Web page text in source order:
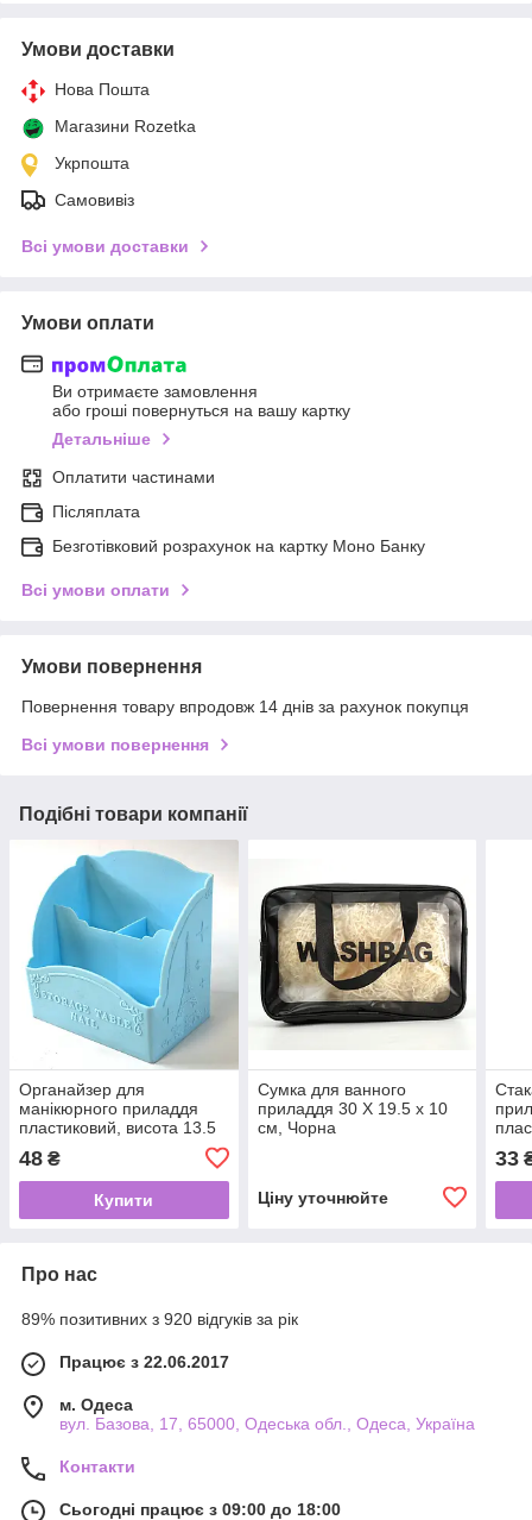
Умови доставки
Нова Пошта
Магазини Rozetka
Укрпошта
Самовивіз
Всі умови доставки
Умови оплати
Ви отримаєте замовлення
або гроші повернуться на вашу картку
Детальніше
Оплатити частинами
Післяплата
Безготівковий розрахунок на картку Моно Банку
Всі умови оплати
Умови повернення
Повернення товару впродовж 14 днів за рахунок покупця
Всі умови повернення
Подібні товари компанії
Органайзер для
манікюрного приладдя
пластиковий, висота 13.5
48 ₴
Купити
Сумка для ванного
приладдя 30 Х 19.5 х 10
см, Чорна
Ціну уточнюйте
33
Про нас
89% позитивних з 920 відгуків за рік
Працює з 22.06.2017
м. Одеса
вул. Базова, 17, 65000, Одеська обл., Одеса, Україна
Контакти
Сьогодні працює з 09:00 до 18:00